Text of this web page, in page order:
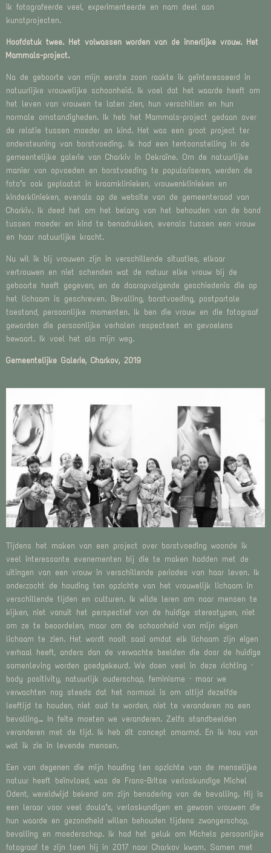
ik fotografeerde veel, experimenteerde en nam deel aan
kunstprojecten.
Hoofdstuk twee. Het volwassen worden van de innerlijke vrouw. Het
Mammals-project.
Na de geboorte van mijn eerste zoon raakte ik geïnteresseerd in
natuurlijke vrouwelijke schoonheid. Ik voel dat het waarde heeft om
het leven van vrouwen te laten zien, hun verschillen en hun
normale omstandigheden. Ik heb het Mammals-project gedaan over
de relatie tussen moeder en kind. Het was een groot project ter
ondersteuning van borstvoeding. Ik had een tentoonstelling in de
gemeentelijke galerie van Charkiv in Oekraïne. Om de natuurlijke
manier van opvoeden en borstvoeding te populariseren, werden de
foto’s ook geplaatst in kraamklinieken, vrouwenklinieken en
kinderklinieken, evenals op de website van de gemeenteraad van
Charkiv. Ik deed het om het belang van het behouden van de band
tussen moeder en kind te benadrukken, evenals tussen een vrouw
en haar natuurlijke kracht.
Nu wil ik bij vrouwen zijn in verschillende situaties, elkaar
vertrouwen en niet schenden wat de natuur elke vrouw bij de
geboorte heeft gegeven, en de daaropvolgende geschiedenis die op
het lichaam is geschreven. Bevalling, borstvoeding, postpartale
toestand, persoonlijke momenten. Ik ben die vrouw en die fotograaf
geworden die persoonlijke verhalen respecteert en gevoelens
bewaart. Ik voel het als mijn weg.
Gemeentelijke Galerie, Charkov, 2019
Tijdens het maken van een project over borstvoeding woonde ik
veel interessante evenementen bij die te maken hadden met de
uitingen van een vrouw in verschillende periodes van haar leven. Ik
onderzocht de houding ten opzichte van het vrouwelijk lichaam in
verschillende tijden en culturen. Ik wilde leren om naar mensen te
kijken, niet vanuit het perspectief van de huidige stereotypen, niet
om ze te beoordelen, maar om de schoonheid van mijn eigen
lichaam te zien. Het wordt nooit saai omdat elk lichaam zijn eigen
verhaal heeft, anders dan de verwachte beelden die door de huidige
samenleving worden goedgekeurd. We doen veel in deze richting –
body positivity, natuurlijk ouderschap, feminisme – maar we
verwachten nog steeds dat het normaal is om altijd dezelfde
leeftijd te houden, niet oud te worden, niet te veranderen na een
bevalling… In feite moeten we veranderen. Zelfs standbeelden
veranderen met de tijd. Ik heb dit concept omarmd. En ik hou van
wat ik zie in levende mensen.
Een van degenen die mijn houding ten opzichte van de menselijke
natuur heeft beïnvloed, was de Frans-Britse verloskundige Michel
Odent, wereldwijd bekend om zijn benadering van de bevalling. Hij is
een leraar voor veel doula’s, verloskundigen en gewoon vrouwen die
hun waarde en gezondheid willen behouden tijdens zwangerschap,
bevalling en moederschap. Ik had het geluk om Michels persoonlijke
fotograaf te zijn toen hij in 2017 naar Charkov kwam. Samen met